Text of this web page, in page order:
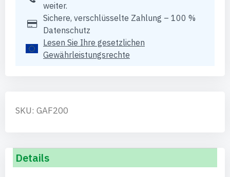
weiter.
Sichere, verschlüsselte Zahlung – 100 %
Datenschutz
Lesen Sie Ihre gesetzlichen
Gewährleistungsrechte
SKU: GAF200
Details